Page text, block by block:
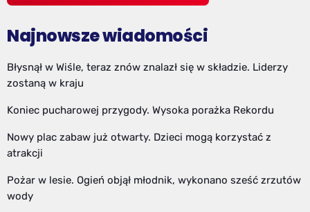
Najnowsze wiadomości
Błysnął w Wiśle, teraz znów znalazł się w składzie. Liderzy
zostaną w kraju
Koniec pucharowej przygody. Wysoka porażka Rekordu
Nowy plac zabaw już otwarty. Dzieci mogą korzystać z
atrakcji
Pożar w lesie. Ogień objął młodnik, wykonano sześć zrzutów
wody